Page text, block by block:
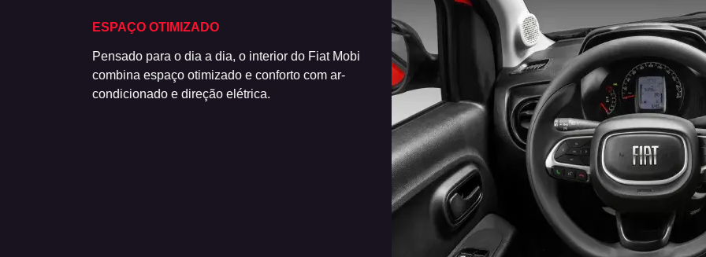
ESPAÇO OTIMIZADO
Pensado para o dia a dia, o interior do Fiat Mobi
combina espaço otimizado e conforto com ar-
condicionado e direção elétrica.
VISUAL URBANO
Novos detalhes de acabamento reforçam o visual
urbano do Fiat Mobi. A versão Like traz
maçanetas e retrovisores texturizados, enquanto
a Trekking se destaca pelos retrovisores com
acabamento em preto e novos adesivos.
A Central
Trekking
CarPlay